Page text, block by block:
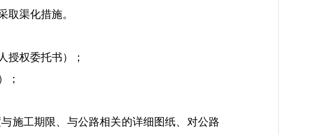
渠化措施。
权委托书）；
；
工期限、与公路相关的详细图纸、对公路